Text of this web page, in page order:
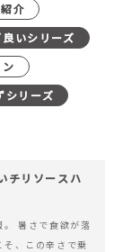
介
いシリーズ
シリーズ
チリソースハ
。 暑さで食欲が落
そ、この辛さで乗